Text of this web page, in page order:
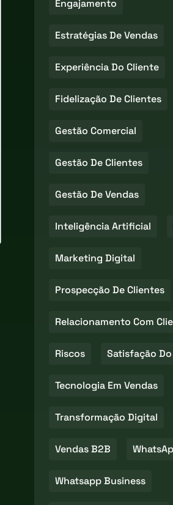
Engajamento
Estratégias De Vendas
Experiência Do Cliente
Fidelização De Clientes
Gestão Comercial
Gestão De Clientes
Gestão De Vendas
Inteligência Artificial
Marketing Digital
Prospecção De Clientes
Relacionamento Com
Riscos Satisfação
Tecnologia Em Vendas
Transformação Digital
Vendas B2B
Whatsapp Business